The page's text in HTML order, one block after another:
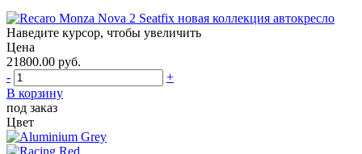
Наведите курсор, чтобы увеличить
Цена
21800.00 руб.
-
+
В корзину
под заказ
Цвет